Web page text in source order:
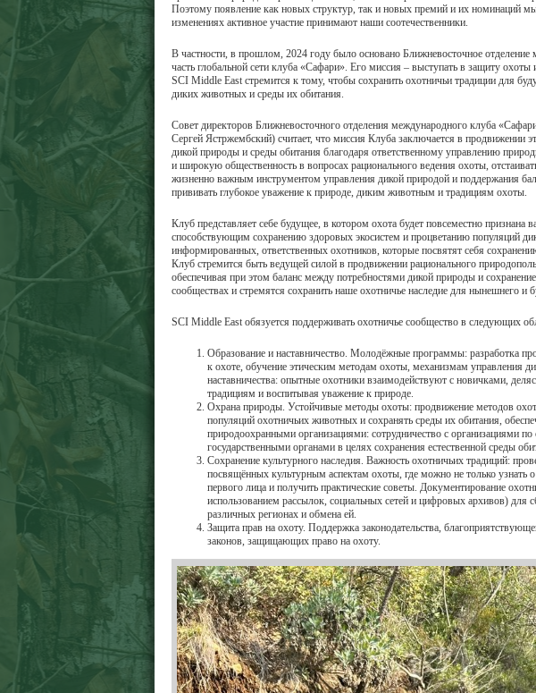
Поэтому появление как новых структур, так и новых премий и их номинаций
изменениях активное участие принимают наши соотечественники.
В частности, в прошлом, 2024 году было основано Ближневосточное
часть глобальной сети клуба «Сафари». Его миссия – выступать в защиту
SCI Middle East стремится к тому, чтобы сохранить охотничьи традиции для
диких животных и среды их обитания.
Совет директоров Ближневосточного отделения международного клуба
Сергей Ястржембский) считает, что миссия Клуба заключается в продвижении
дикой природы и среды обитания благодаря ответственному управлению
и широкую общественность в вопросах рационального ведения охоты,
жизненно важным инструментом управления дикой природой и поддержания
прививать глубокое уважение к природе, диким животным и традициям охоты.
Клуб представляет себе будущее, в котором охота будет повсеместно
способствующим сохранению здоровых экосистем и процветанию популяций
информированных, ответственных охотников, которые посвятят себя
Клуб стремится быть ведущей силой в продвижении рационального
обеспечивая при этом баланс между потребностями дикой природы и
сообществах и стремятся сохранить наше охотничье наследие для нынешнего и
SCI Middle East обязуется поддерживать охотничье сообщество в следующих
Образование и наставничество. Молодёжные программы: разработка
к охоте, обучение этическим методам охоты, механизмам
наставничества: опытные охотники взаимодействуют с новичками,
традициям и воспитывая уважение к природе.
Охрана природы. Устойчивые методы охоты: продвижение методов
популяций охотничьих животных и сохранять среды их обитания,
природоохранными организациями: сотрудничество с организациями
государственными органами в целях сохранения естественной среды
Сохранение культурного наследия. Важность охотничьих традиций:
посвящённых культурным аспектам охоты, где можно не только узнать
первого лица и получить практические советы. Документирование
использованием рассылок, социальных сетей и цифровых архивов) для
различных регионах и обмена ей.
Защита прав на охоту. Поддержка законодательства,
законов, защищающих право на охоту.